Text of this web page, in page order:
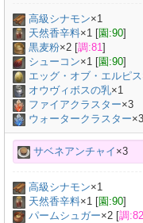
高級シナモン×1
天然香辛料×1 [園:90]
黒麦粉×2 [調:81]
シューコン×1 [園:90]
エッグ・オブ・エルピス
オウヴィボスの乳×1
ファイアクラスター×3
ウォータークラスター×3
サベネアンチャイ ×3
高級シナモン×1
天然香辛料×1 [園:90]
パームシュガー×2 [調:82